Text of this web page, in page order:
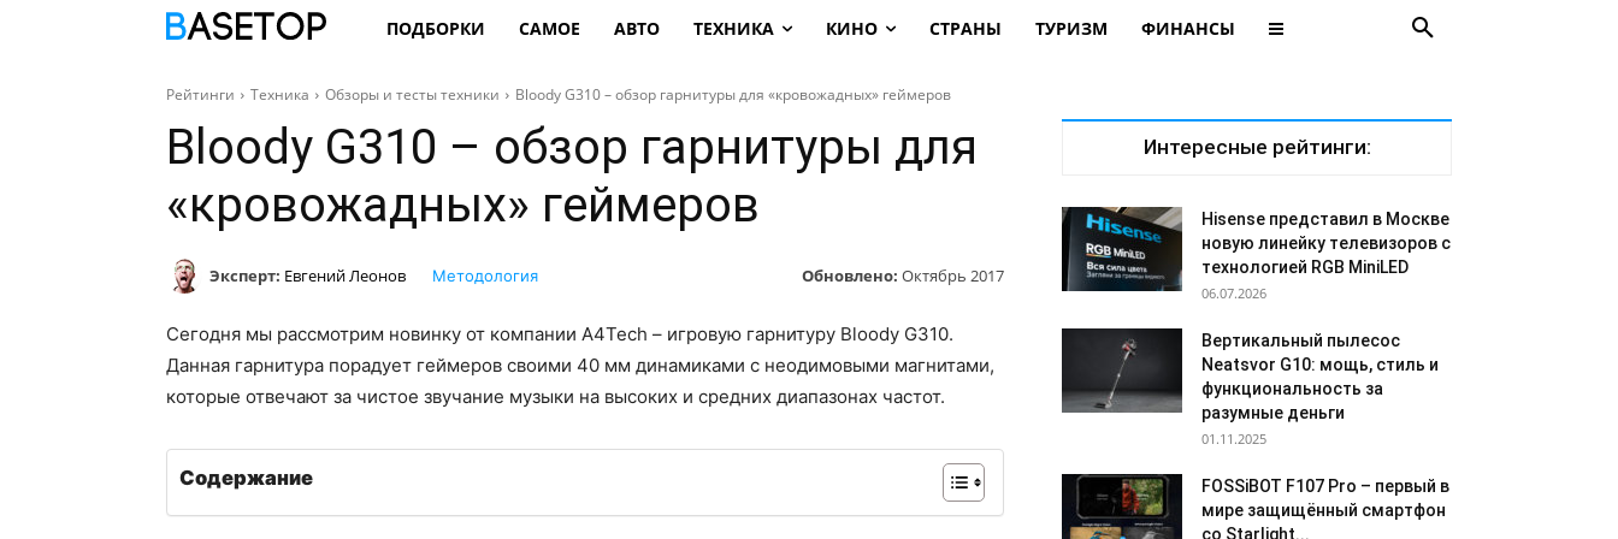
ПОДБОРКИ САМОЕ АВТО ТЕХНИКА КИНО СТРАНЫ ТУРИЗМ ФИНАНСЫ
Рейтинги Техника Обзоры и тесты техники Bloody G310 – обзор гарнитуры для «кровожадных» геймеров
Bloody G310 – обзор гарнитуры для
«кровожадных» геймеров
Эксперт: Евгений Леонов Обновлено: Октябрь 2017
Методология
Сегодня мы рассмотрим новинку от компании A4Tech – игровую гарнитуру Bloody G310.
Данная гарнитура порадует геймеров своими 40 мм динамиками с неодимовыми магнитами,
которые отвечают за чистое звучание музыки на высоких и средних диапазонах частот.
Содержание
Интересные рейтинги:
Hisense представил в Москве
новую линейку телевизоров с
технологией RGB MiniLED
06.07.2026
Вертикальный пылесос
Neatsvor G10: мощь, стиль и
функциональность за
разумные деньги
01.11.2025
FOSSiBOT F107 Pro – первый в
мире защищённый смартфон
со Starlight...